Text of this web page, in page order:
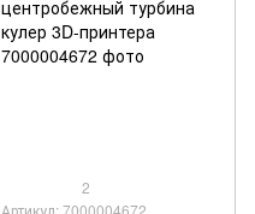
2